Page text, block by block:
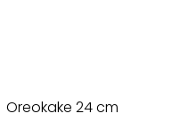
Oreokake 24 cm